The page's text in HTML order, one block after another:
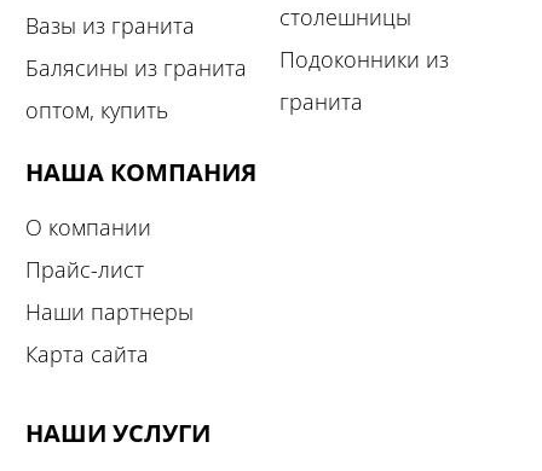
Вазы из гранита
Балясины из гранита
оптом, купить
столешницы
Подоконники из
гранита
НАША КОМПАНИЯ
О компании
Прайс-лист
Наши партнеры
Карта сайта
НАШИ УСЛУГИ